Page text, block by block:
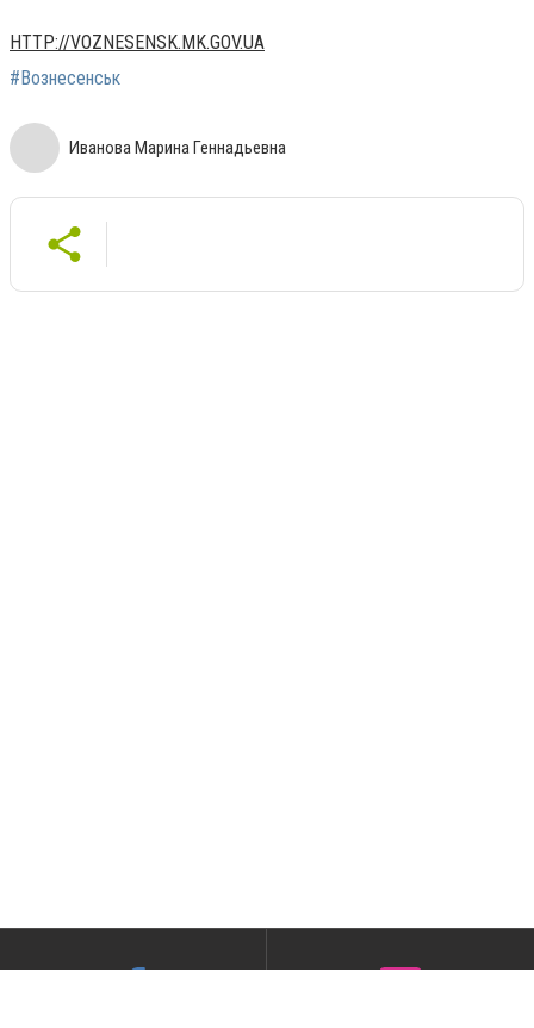
HTTP://VOZNESENSK.MK.GOV.UA
#Вознесенськ
Иванова Марина Геннадьевна